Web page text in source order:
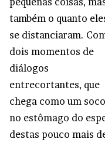
também o quanto
se distanciaram.
dois momentos de
diálogos
entrecortantes, que
chega como um soco
no estômago do
destas pouco mais